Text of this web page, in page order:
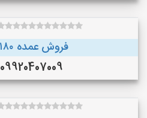
فروش عمده ۱۸۰ تکه پارچه
09920407009 (بوشهر)